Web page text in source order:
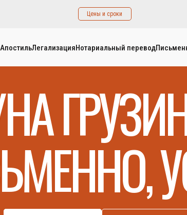
Цены и сроки
АпостильЛегализацияНотариальный перевод